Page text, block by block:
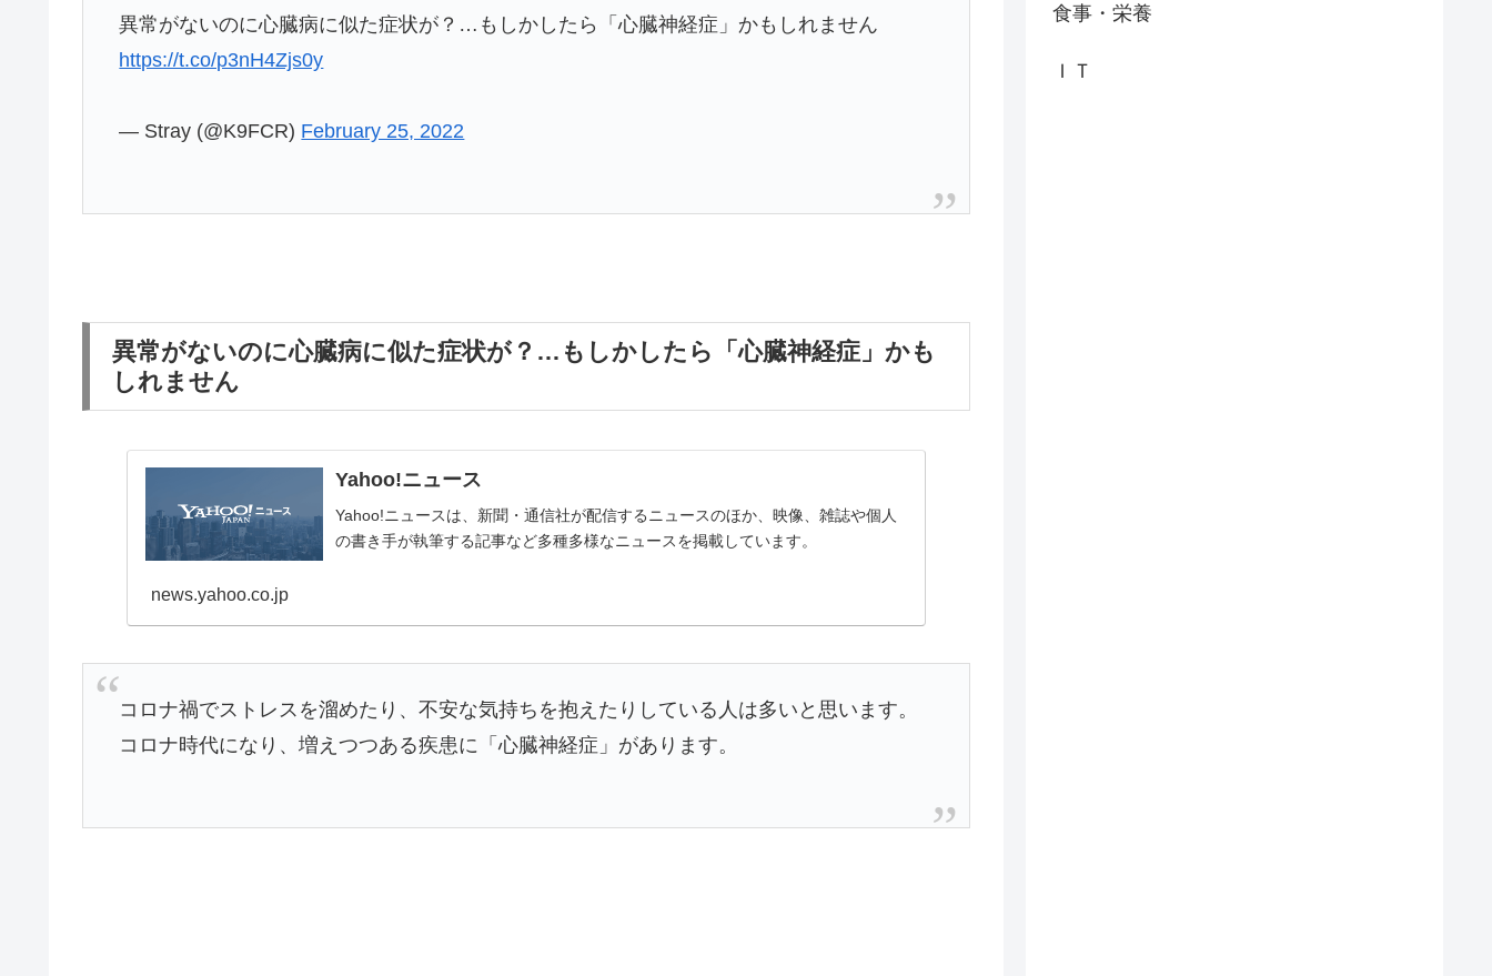
異常がないのに心臓病に似た症状が？…もしかしたら「心臓神経症」かもしれません
https://t.co/p3nH4Zjs0y
— Stray (@K9FCR) February 25, 2022
異常がないのに心臓病に似た症状が？…もしかしたら「心臓神経症」かも
しれません
Yahoo!ニュース
Yahoo!ニュースは、新聞・通信社が配信するニュースのほか、映像、雑誌や個人
の書き手が執筆する記事など多種多様なニュースを掲載しています。
news.yahoo.co.jp
コロナ禍でストレスを溜めたり、不安な気持ちを抱えたりしている人は多いと思います。
コロナ時代になり、増えつつある疾患に「心臓神経症」があります。
食事・栄養
ＩＴ